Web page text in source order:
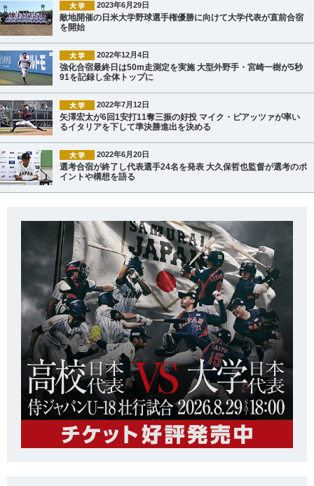
2023年6月29日
敵地開催の日米大学野球選手権優勝に向けて大学代表が直前合宿
を開始
2022年12月4日
強化合宿最終日は50m走測定を実施 大型外野手・宮崎一樹が5秒
91を記録し全体トップに
2022年7月12日
矢澤宏太が6回1安打11奪三振の好投 マイク・ピアッツァが率い
るイタリアを下して準決勝進出を決める
2022年6月20日
選考合宿が終了し代表選手24名を発表 大久保哲也監督が選考のポ
イントや構想を語る